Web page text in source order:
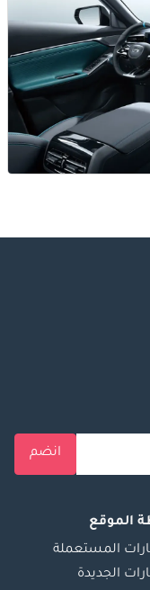
انضم
الموقع
المستعملة
الجديدة